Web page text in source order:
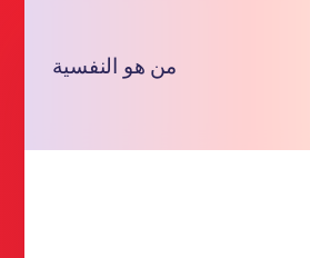
من هو النفسية